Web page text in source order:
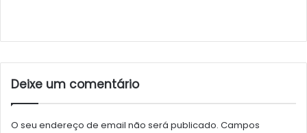
Deixe um comentário
O seu endereço de email não será publicado. Campos